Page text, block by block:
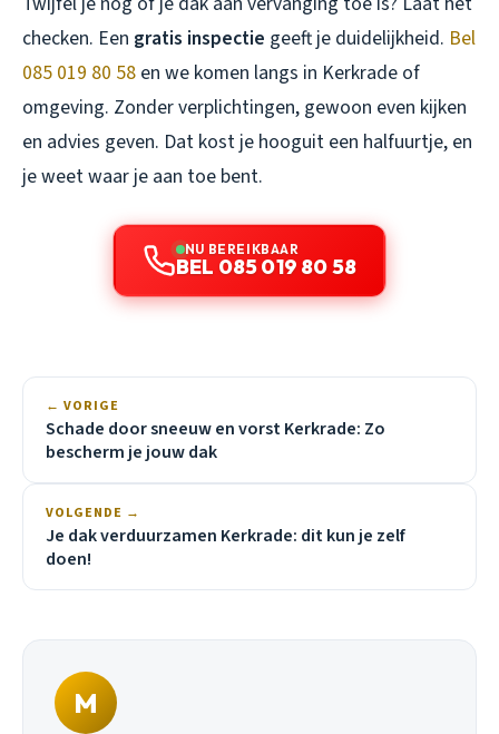
checken. Een gratis inspectie geeft je duidelijkheid. Bel
085 019 80 58 en we komen langs in Kerkrade of
omgeving. Zonder verplichtingen, gewoon even kijken
en advies geven. Dat kost je hooguit een halfuurtje, en
je weet waar je aan toe bent.
NU BEREIKBAAR
BEL 085 019 80 58
← VORIGE
Schade door sneeuw en vorst Kerkrade: Zo
bescherm je jouw dak
VOLGENDE →
Je dak verduurzamen Kerkrade: dit kun je zelf
doen!
M